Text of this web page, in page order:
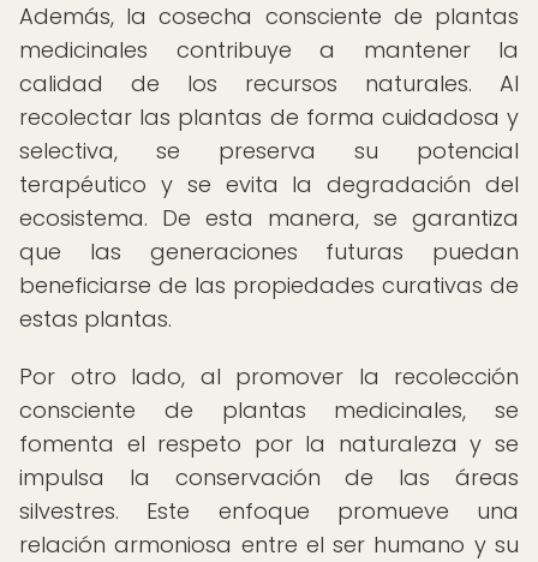
Además, la cosecha consciente de plantas
medicinales contribuye a mantener la
calidad de los recursos naturales. Al
recolectar las plantas de forma cuidadosa y
selectiva, se preserva su potencial
terapéutico y se evita la degradación del
ecosistema. De esta manera, se garantiza
que las generaciones futuras puedan
beneficiarse de las propiedades curativas de
estas plantas.
Por otro lado, al promover la recolección
consciente de plantas medicinales, se
fomenta el respeto por la naturaleza y se
impulsa la conservación de las áreas
silvestres. Este enfoque promueve una
relación armoniosa entre el ser humano y su